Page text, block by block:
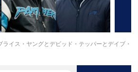
イス・ヤングとデビッド・テッパーとデイブ・